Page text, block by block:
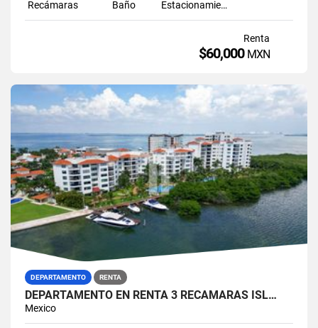
Recámaras Baño Estacionamiento
Renta
$60,000 MXN
DEPARTAMENTO RENTA
DEPARTAMENTO EN RENTA 3 RECÁMARAS ISL…
Mexico